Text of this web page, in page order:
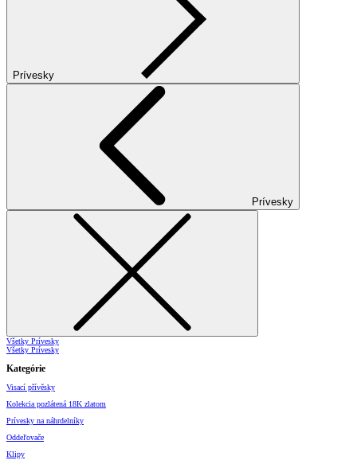
Prívesky
Prívesky
Všetky Prívesky
Všetky Prívesky
Kategórie
Visací přívěsky
Kolekcia pozlátená 18K zlatom
Prívesky na náhrdelníky
Oddeľovače
Klipy